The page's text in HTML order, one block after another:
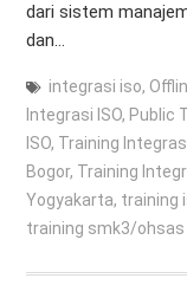
dari sistem
dan…
integrasi iso,
Integrasi ISO, Public
ISO, Training
Bogor, Training
Yogyakarta, training
training smk3/ohsas